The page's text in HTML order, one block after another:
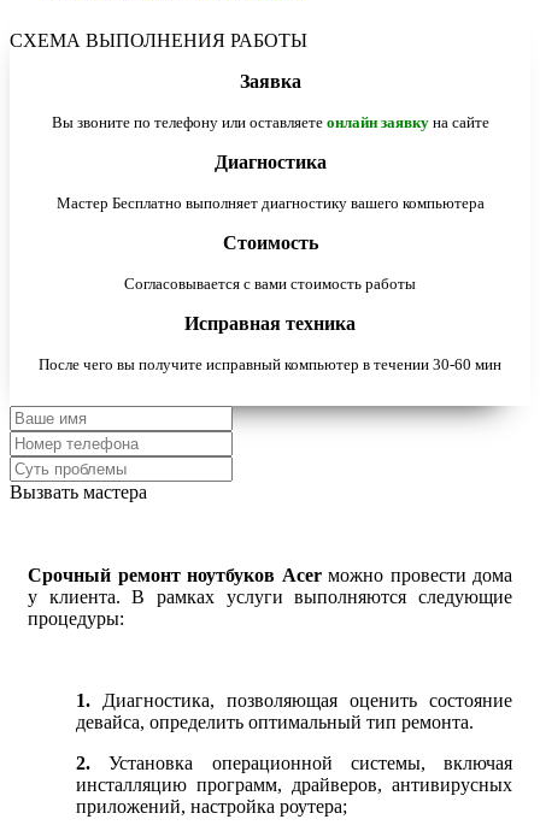
СХЕМА ВЫПОЛНЕНИЯ РАБОТЫ
Заявка
Вы звоните по телефону или оставляете онлайн заявкуна сайте
Диагностика
Мастер Бесплатно выполняет диагностику вашего компьютера
Стоимость
Согласовывается с вами стоимость работы
Исправная техника
После чего вы получите исправный компьютер в течении 30-60 мин
Вызвать мастера
Срочный ремонт ноутбуков Acerможно провести дома
у клиента. В рамках услуги выполняются следующие
процедуры:
1. Диагностика, позволяющая оценить состояние
девайса, определить оптимальный тип ремонта.
2. Установка операционной системы, включая
инсталляцию программ, драйверов, антивирусных
приложений, настройка роутера;